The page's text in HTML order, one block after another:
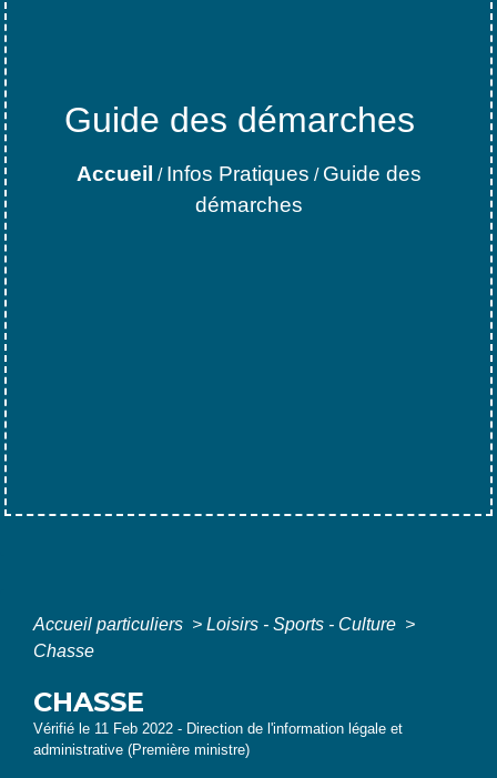
Guide des démarches
Accueil / Infos Pratiques / Guide des
démarches
Accueil particuliers > Loisirs - Sports - Culture >
Chasse
CHASSE
Vérifié le 11 Feb 2022 - Direction de l'information légale et
administrative (Première ministre)